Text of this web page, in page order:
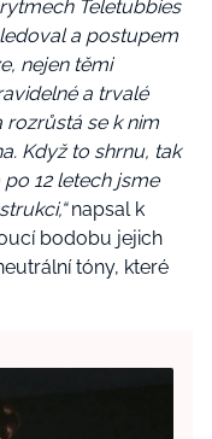
Teletubbies
a postupem
nejen těmi
a trvalé
rozrůstá se k nim
Když to shrnu, tak
12 letech jsme
“napsal k
bodobu jejich
tóny, které